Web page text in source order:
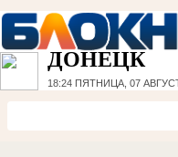
ДОНЕЦК
18:24 ПЯТНИЦА, 07